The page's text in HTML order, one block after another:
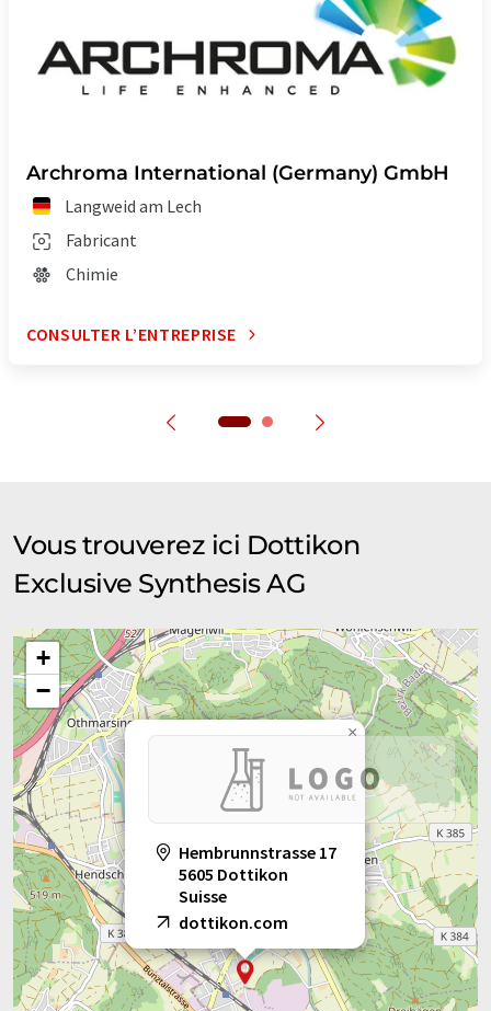
Archroma International (Germany) GmbH
Langweid am Lech
Fabricant
Chimie
CONSULTER L’ENTREPRISE
Vous trouverez ici Dottikon
Exclusive Synthesis AG
Hembrunnstrasse 17
5605 Dottikon
Suisse
dottikon.com
×
+
−